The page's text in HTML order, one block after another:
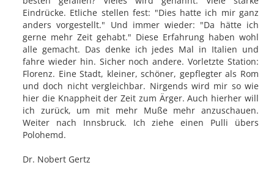
Eindrücke. Etliche stellen fest: "Dies hatte ich mir ganz
anders vorgestellt." Und immer wieder: "Da hätte ich
gerne mehr Zeit gehabt." Diese Erfahrung haben wohl
alle gemacht. Das denke ich jedes Mal in Italien und
fahre wieder hin. Sicher noch andere. Vorletzte Station:
Florenz. Eine Stadt, kleiner, schöner, gepflegter als Rom
und doch nicht vergleichbar. Nirgends wird mir so wie
hier die Knappheit der Zeit zum Ärger. Auch hierher will
ich zurück, um mit mehr Muße mehr anzuschauen.
Weiter nach Innsbruck. Ich ziehe einen Pulli übers
Polohemd.
Dr. Nobert Gertz